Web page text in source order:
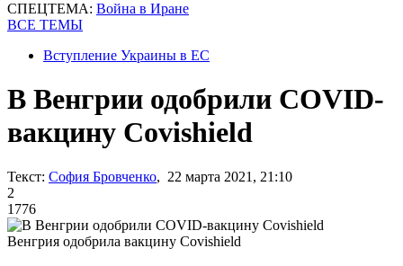
СПЕЦТЕМА: Война в Иране
ВСЕ ТЕМЫ
Вступление Украины в ЕС
В Венгрии одобрили COVID-
вакцину Covishield
Текст: София Бровченко, 22 марта 2021, 21:10
2
1776
Венгрия одобрила вакцину Covishield